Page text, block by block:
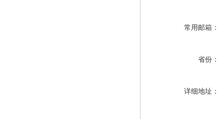
常用邮箱：
省份：
详细地址：